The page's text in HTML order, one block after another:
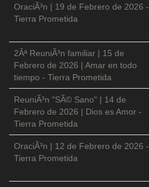
OraciÃ³n | 19 de Febrero de 2026 -
Tierra Prometida
2Âª ReuniÃ³n familiar | 15 de
Febrero de 2026 | Amar en todo
tiempo - Tierra Prometida
ReuniÃ³n "SÃ© Sano" | 14 de
Febrero de 2026 | Dios es Amor -
Tierra Prometida
OraciÃ³n | 12 de Febrero de 2026 -
Tierra Prometida